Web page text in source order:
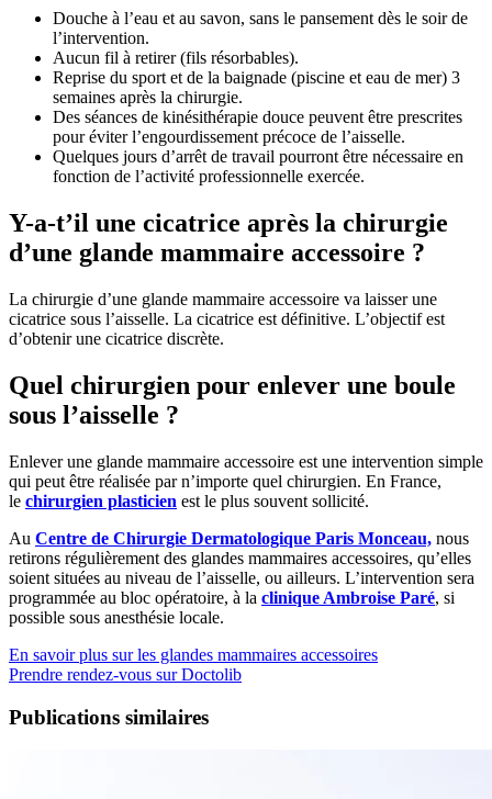
Douche à l’eau et au savon, sans le pansement dès le soir de
l’intervention.
Aucun fil à retirer (fils résorbables).
Reprise du sport et de la baignade (piscine et eau de mer) 3
semaines après la chirurgie.
Des séances de kinésithérapie douce peuvent être prescrites
pour éviter l’engourdissement précoce de l’aisselle.
Quelques jours d’arrêt de travail pourront être nécessaire en
fonction de l’activité professionnelle exercée.
Y-a-t’il une cicatrice après la chirurgie
d’une glande mammaire accessoire ?
La chirurgie d’une glande mammaire accessoire va laisser une
cicatrice sous l’aisselle. La cicatrice est définitive. L’objectif est
d’obtenir une cicatrice discrète.
Quel chirurgien pour enlever une boule
sous l’aisselle ?
Enlever une glande mammaire accessoire est une intervention simple
qui peut être réalisée par n’importe quel chirurgien. En France,
le chirurgien plasticien est le plus souvent sollicité.
Au Centre de Chirurgie Dermatologique Paris Monceau, nous
retirons régulièrement des glandes mammaires accessoires, qu’elles
soient situées au niveau de l’aisselle, ou ailleurs. L’intervention sera
programmée au bloc opératoire, à la clinique Ambroise Paré, si
possible sous anesthésie locale.
En savoir plus sur les glandes mammaires accessoires
Prendre rendez-vous sur Doctolib
Publications similaires